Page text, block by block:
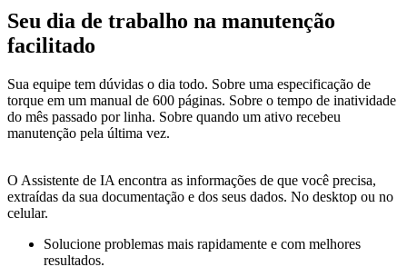
Seu dia de trabalho na manutenção
facilitado
Sua equipe tem dúvidas o dia todo. Sobre uma especificação de
torque em um manual de 600 páginas. Sobre o tempo de inatividade
do mês passado por linha. Sobre quando um ativo recebeu
manutenção pela última vez.
O Assistente de IA encontra as informações de que você precisa,
extraídas da sua documentação e dos seus dados. No desktop ou no
celular.
Solucione problemas mais rapidamente e com melhores
resultados.